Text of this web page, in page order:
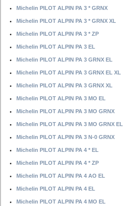
Michelin PILOT ALPIN PA 3 * GRNX
Michelin PILOT ALPIN PA 3 * GRNX XL
Michelin PILOT ALPIN PA 3 * ZP
Michelin PILOT ALPIN PA 3 EL
Michelin PILOT ALPIN PA 3 GRNX EL
Michelin PILOT ALPIN PA 3 GRNX EL XL
Michelin PILOT ALPIN PA 3 GRNX XL
Michelin PILOT ALPIN PA 3 MO EL
Michelin PILOT ALPIN PA 3 MO GRNX
Michelin PILOT ALPIN PA 3 MO GRNX EL
Michelin PILOT ALPIN PA 3 N-0 GRNX
Michelin PILOT ALPIN PA 4 * EL
Michelin PILOT ALPIN PA 4 * ZP
Michelin PILOT ALPIN PA 4 AO EL
Michelin PILOT ALPIN PA 4 EL
Michelin PILOT ALPIN PA 4 MO EL